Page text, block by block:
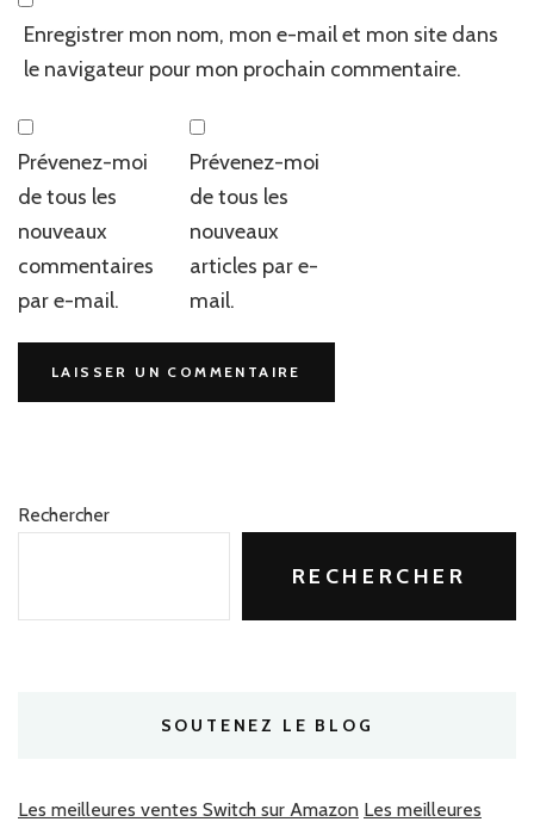
Enregistrer mon nom, mon e-mail et mon site dans
le navigateur pour mon prochain commentaire.
Prévenez-moi
de tous les
nouveaux
commentaires
par e-mail.
Prévenez-moi
de tous les
nouveaux
articles par e-
mail.
Rechercher
RECHERCHER
SOUTENEZ LE BLOG
Les meilleures ventes Switch sur Amazon Les meilleures